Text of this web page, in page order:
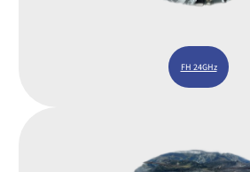
FH 24GHz